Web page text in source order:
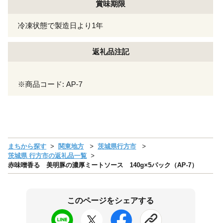
賞味期限
冷凍状態で製造日より1年
返礼品注記
※商品コード: AP-7
まちから探す 関東地方
茨城県行方市
茨城県 行方市の返礼品一覧
赤味噌香る 美明豚の濃厚ミートソース 140g×5パック（AP-7）
このページをシェアする